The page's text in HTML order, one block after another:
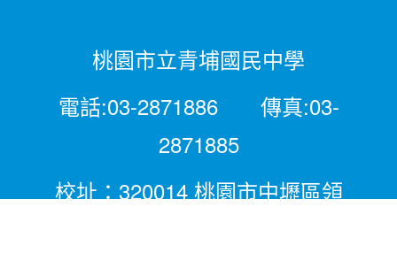
桃園市立青埔國民中學
電話:03-2871886 傳真:03-
2871885
校址：320014 桃園市中壢區領